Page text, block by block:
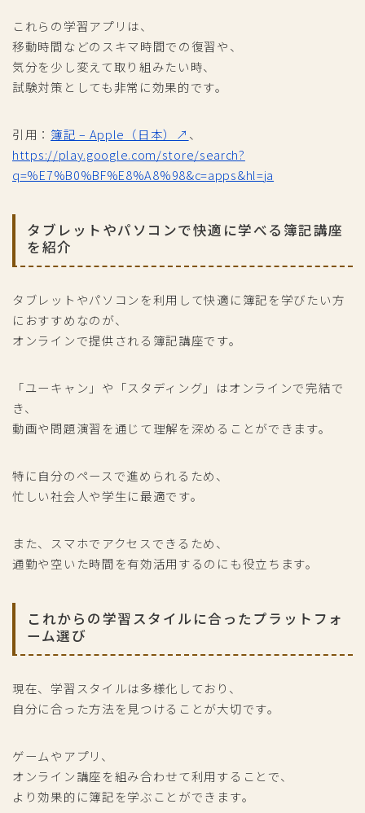
これらの学習アプリは、
移動時間などのスキマ時間での復習や、
気分を少し変えて取り組みたい時、
試験対策としても非常に効果的です。
引用： 簿記 – Apple（日本）↗ 、
https://play.google.com/store/search?
q=%E7%B0%BF%E8%A8%98&c=apps&hl=ja
タブレットやパソコンで快適に学べる簿記講座
を紹介
タブレットやパソコンを利用して快適に簿記を学びたい方
におすすめなのが、
オンラインで提供される簿記講座です。
「ユーキャン」や「スタディング」はオンラインで完結で
き、
動画や問題演習を通じて理解を深めることができます。
特に自分のペースで進められるため、
忙しい社会人や学生に最適です。
また、スマホでアクセスできるため、
通勤や空いた時間を有効活用するのにも役立ちます。
これからの学習スタイルに合ったプラットフォ
ーム選び
現在、学習スタイルは多様化しており、
自分に合った方法を見つけることが大切です。
ゲームやアプリ、
オンライン講座を組み合わせて利用することで、
より効果的に簿記を学ぶことができます。